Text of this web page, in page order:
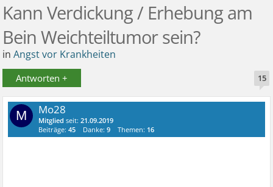
Kann Verdickung / Erhebung am
Bein Weichteiltumor sein?
inAngst vor Krankheiten
Antworten + 15
M Mo28
Mitglied seit:21.09.2019
Beiträge:45 Danke:9 Themen: 16